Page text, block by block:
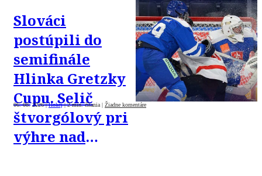
Slováci
postúpili do
semifinále
Hlinka Gretzky
Cupu. Selič
štvorgólový pri
výhre nad
06. 08. 2026| Hokej |2 min. čítania Žiadne komentáre